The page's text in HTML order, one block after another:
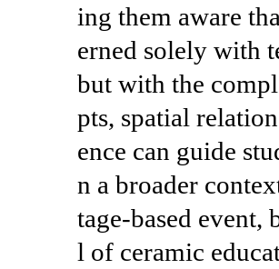
ing them aware
erned solely with
but with the
pts, spatial
ence can guide
n a broader
tage-based
l of ceramic